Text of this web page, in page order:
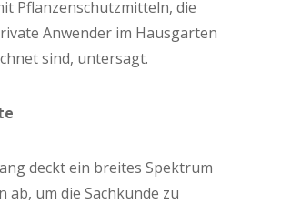
Pflan­zen­schutz­mit­teln, die
Anwen­der im Haus­gar­ten
sind, untersagt.
deckt ein brei­tes Spek­trum
ab, um die Sach­kun­de zu